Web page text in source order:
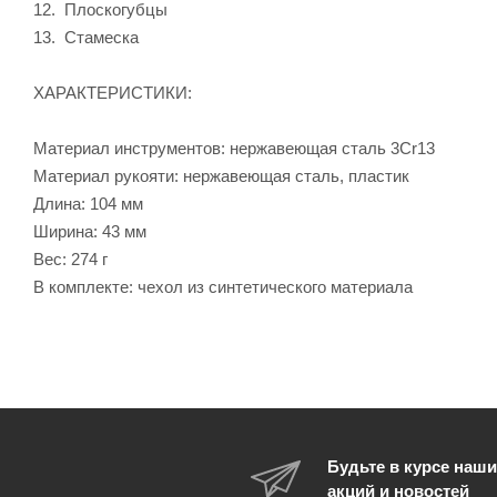
12. Плоскогубцы
13. Стамеска
ХАРАКТЕРИСТИКИ:
Материал инструментов: нержавеющая сталь 3Cr13
Материал рукояти: нержавеющая сталь, пластик
Длина: 104 мм
Ширина: 43 мм
Вес: 274 г
В комплекте: чехол из синтетического материала
Будьте в курсе
акций и новостей